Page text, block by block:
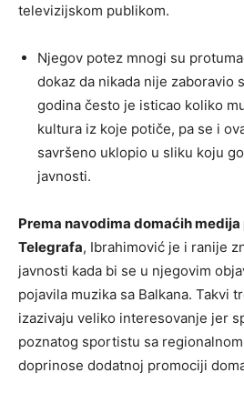
televizijskom publikom.
Njegov potez mnogi su
dokaz da nikada nije zaboravio
godina često je isticao koliko
kultura iz koje potiče, pa se i
savršeno uklopio u sliku koju
javnosti.
Prema navodima domaćih medija
Telegrafa, Ibrahimović je i ranije
javnosti kada bi se u njegovim
pojavila muzika sa Balkana. Takvi
izazivaju veliko interesovanje jer
poznatog sportistu sa
doprinose dodatnoj promociji